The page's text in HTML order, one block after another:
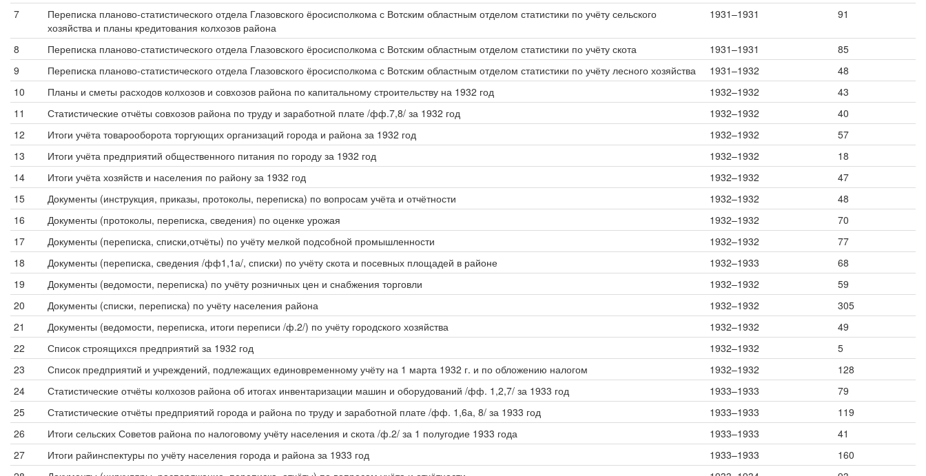
7
Переписка планово-статистического отдела Глазовского ёросисполкома с Вотским областным отделом статистики по учёту сельского
хозяйства и планы кредитования колхозов района
1931–1931 91
8 Переписка планово-статистического отдела Глазовского ёросисполкома с Вотским областным отделом статистики по учёту скота 1931–1931
85
9
Переписка планово-статистического отдела Глазовского ёросисполкома с Вотским областным отделом статистики по учёту лесного хозяйства 1931–1932
48
10
Планы и сметы расходов колхозов и совхозов района по капитальному строительству на 1932 год 1932–1932
43
11
Статистические отчёты совхозов района по труду и заработной плате /фф.7,8/ за 1932 год 1932–1932
40
12
Итоги учёта товарооборота торгующих организаций города и района за 1932 год 1932–1932
57
13
Итоги учёта предприятий общественного питания по городу за 1932 год 1932–1932
18
14
Итоги учёта хозяйств и населения по району за 1932 год 1932–1932
47
15
Документы (инструкция, приказы, протоколы, переписка) по вопросам учёта и отчётности 1932–1932
48
16
Документы (протоколы, переписка, сведения) по оценке урожая 1932–1932
70
17
Документы (переписка, списки,отчёты) по учёту мелкой подсобной промышленности 1932–1932
77
18
Документы (переписка, сведения /фф1,1а/, списки) по учёту скота и посевных площадей в районе 1932–1933
68
19
Документы (ведомости, переписка) по учёту розничных цен и снабжения торговли 1932–1932
59
20
Документы (списки, переписка) по учёту населения района 1932–1932
305
21
Документы (ведомости, переписка, итоги переписи /ф.2/) по учёту городского хозяйства 1932–1932
49
22
Список строящихся предприятий за 1932 год 1932–1932
5
23
Список предприятий и учреждений, подлежащих единовременному учёту на 1 марта 1932 г. и по обложению налогом 1932–1932
128
24
Статистические отчёты колхозов района об итогах инвентаризации машин и оборудований /фф. 1,2,7/ за 1933 год 1933–1933
79
25
Статистические отчёты предприятий города и района по труду и заработной плате /фф. 1,6а, 8/ за 1933 год 1933–1933
119
26
Итоги сельских Советов района по налоговому учёту населения и скота /ф.2/ за 1 полугодие 1933 года 1933–1933
41
27
Итоги райинспектуры по учёту населения города и района за 1933 год 1933–1933
160